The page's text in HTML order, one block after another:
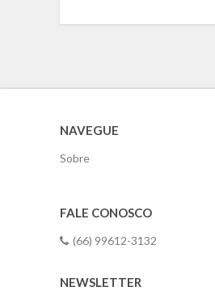
NAVEGUE
Sobre
FALE CONOSCO
(66) 99612-3132
NEWSLETTER